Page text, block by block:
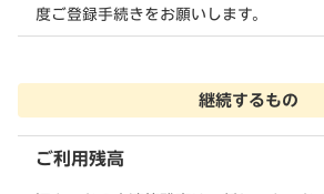
度ご登録手続きをお願いします。
継続するもの
ご利用残高